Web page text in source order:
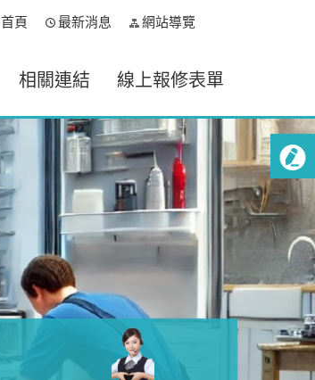
首頁 最新消息 網站導覽
相關連結 線上報修表單